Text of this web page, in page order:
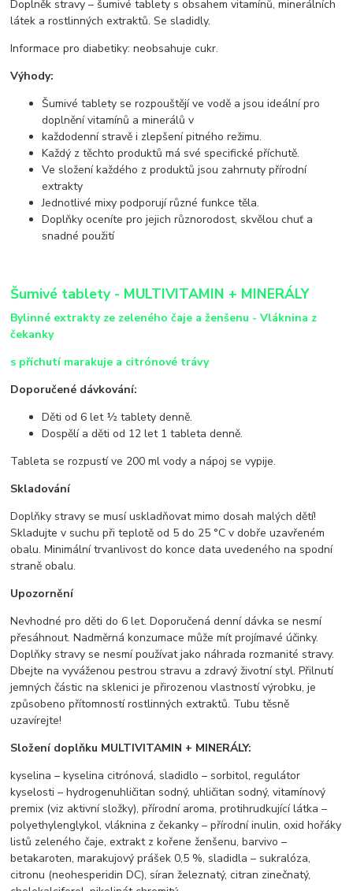
Doplněk stravy – šumivé tablety s obsahem vitamínů, minerálních
látek a rostlinných extraktů. Se sladidly.
Informace pro diabetiky: neobsahuje cukr.
Výhody:
Šumivé tablety se rozpouštějí ve vodě a jsou ideální pro
doplnění vitamínů a minerálů v
každodenní stravě i zlepšení pitného režimu.
Každý z těchto produktů má své specifické příchutě.
Ve složení každého z produktů jsou zahrnuty přírodní
extrakty
Jednotlivé mixy podporují různé funkce těla.
Doplňky oceníte pro jejich různorodost, skvělou chuť a
snadné použití
Šumivé tablety - MULTIVITAMIN + MINERÁLY
Bylinné extrakty ze zeleného čaje a ženšenu - Vláknina z
čekanky
s příchutí marakuje a citrónové trávy
Doporučené dávkování:
Děti od 6 let ½ tablety denně.
Dospělí a děti od 12 let 1 tableta denně.
Tableta se rozpustí ve 200 ml vody a nápoj se vypije.
Skladování
Doplňky stravy se musí uskladňovat mimo dosah malých dětí!
Skladujte v suchu při teplotě od 5 do 25 °C v dobře uzavřeném
obalu. Minimální trvanlivost do konce data uvedeného na spodní
straně obalu.
Upozornění
Nevhodné pro děti do 6 let. Doporučená denní dávka se nesmí
přesáhnout. Nadměrná konzumace může mít projímavé účinky.
Doplňky stravy se nesmí používat jako náhrada rozmanité stravy.
Dbejte na vyváženou pestrou stravu a zdravý životní styl. Přilnutí
jemných částic na sklenici je přirozenou vlastností výrobku, je
způsobeno přítomností rostlinných extraktů. Tubu těsně
uzavírejte!
Složení doplňku MULTIVITAMIN + MINERÁLY:
kyselina – kyselina citrónová, sladidlo – sorbitol, regulátor
kyselosti – hydrogenuhličitan sodný, uhličitan sodný, vitamínový
premix (viz aktivní složky), přírodní aroma, protihrudkující látka –
polyethylenglykol, vláknina z čekanky – přírodní inulin, oxid hořáky
listů zeleného čaje, extrakt z kořene ženšenu, barvivo –
betakaroten, marakujový prášek 0,5 %, sladidla – sukralóza,
citronu (neohesperidin DC), síran železnatý, citran zinečnatý,